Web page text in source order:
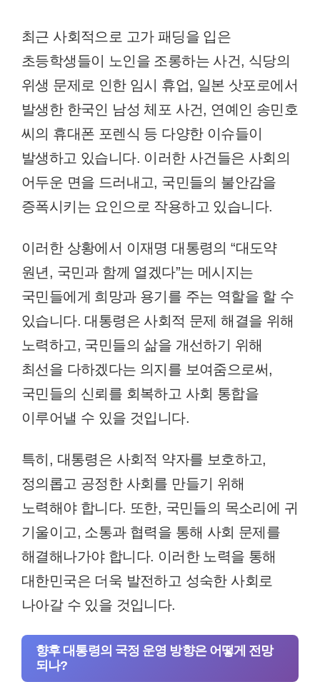
최근 사회적으로 고가 패딩을 입은
초등학생들이 노인을 조롱하는 사건, 식당의
위생 문제로 인한 임시 휴업, 일본 삿포로에서
발생한 한국인 남성 체포 사건, 연예인 송민호
씨의 휴대폰 포렌식 등 다양한 이슈들이
발생하고 있습니다. 이러한 사건들은 사회의
어두운 면을 드러내고, 국민들의 불안감을
증폭시키는 요인으로 작용하고 있습니다.
이러한 상황에서 이재명 대통령의 “대도약
원년, 국민과 함께 열겠다”는 메시지는
국민들에게 희망과 용기를 주는 역할을 할 수
있습니다. 대통령은 사회적 문제 해결을 위해
노력하고, 국민들의 삶을 개선하기 위해
최선을 다하겠다는 의지를 보여줌으로써,
국민들의 신뢰를 회복하고 사회 통합을
이루어낼 수 있을 것입니다.
특히, 대통령은 사회적 약자를 보호하고,
정의롭고 공정한 사회를 만들기 위해
노력해야 합니다. 또한, 국민들의 목소리에 귀
기울이고, 소통과 협력을 통해 사회 문제를
해결해나가야 합니다. 이러한 노력을 통해
대한민국은 더욱 발전하고 성숙한 사회로
나아갈 수 있을 것입니다.
향후 대통령의 국정 운영 방향은 어떻게 전망
되나?